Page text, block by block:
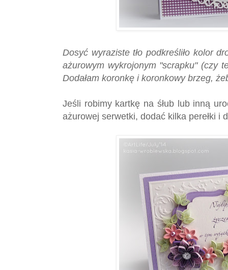
Dosyć wyraziste tło podkreśliło kolor
ażurowym wykrojonym "scrapku" (czy
Dodałam koronkę i koronkowy brzeg,
Jeśli robimy kartkę na śłub lub inną
ażurowej serwetki, dodać kilka perełki i